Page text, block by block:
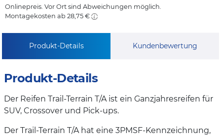
Onlinepreis. Vor Ort sind Abweichungen möglich.
Montagekosten ab 28,75 €
Produkt-Details Kundenbewertung
Produkt-Details
Der Reifen Trail-Terrain T/A ist ein Ganzjahresreifen für
SUV, Crossover und Pick-ups.
Der Trail-Terrain T/A hat eine 3PMSF-Kennzeichnung,